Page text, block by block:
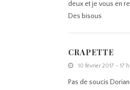
deux et je vous en
Des bisous
CRAPETTE
10 février 2017 - 17
Pas de soucis